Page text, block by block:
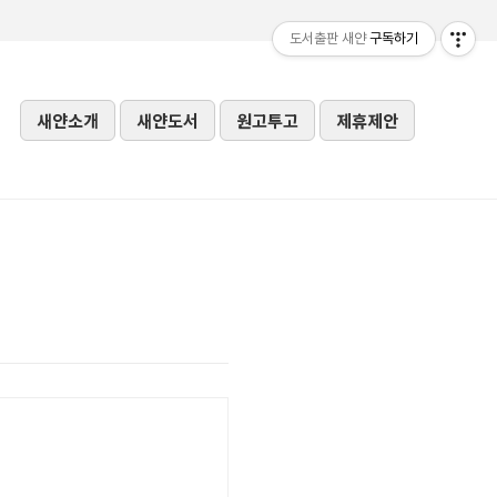
새얀소개 새얀도서 원고투고 제휴제안
도서출판 새얀 구독하기